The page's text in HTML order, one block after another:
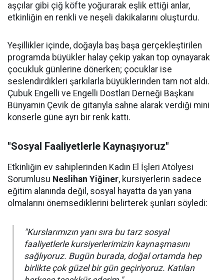
aşçılar gibi çiğ köfte yoğurarak eşlik ettiği anlar,
etkinliğin en renkli ve neşeli dakikalarını oluşturdu.
Yeşillikler içinde, doğayla baş başa gerçekleştirilen
programda büyükler halay çekip yakan top oynayarak
çocukluk günlerine dönerken; çocuklar ise
seslendirdikleri şarkılarla büyüklerinden tam not aldı.
Çubuk Engelli ve Engelli Dostları Derneği Başkanı
Bünyamin Çevik de gitarıyla sahne alarak verdiği mini
konserle güne ayrı bir renk kattı.
"Sosyal Faaliyetlerle Kaynaşıyoruz"
Etkinliğin ev sahiplerinden Kadın El İşleri Atölyesi
Sorumlusu Neslihan Yiğiner, kursiyerlerin sadece
eğitim alanında değil, sosyal hayatta da yan yana
olmalarını önemsediklerini belirterek şunları söyledi:
"Kurslarımızın yanı sıra bu tarz sosyal
faaliyetlerle kursiyerlerimizin kaynaşmasını
sağlıyoruz. Bugün burada, doğal ortamda hep
birlikte çok güzel bir gün geçiriyoruz. Katılan